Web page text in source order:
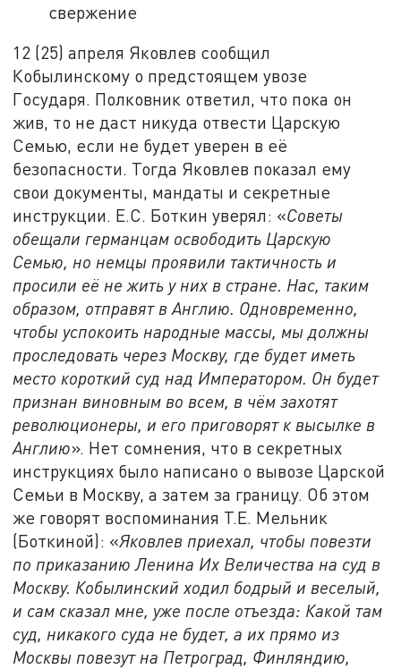
свержение
12 (25) апреля Яковлев сообщил
Кобылинскому о предстоящем увозе
Государя. Полковник ответил, что пока он
жив, то не даст никуда отвести Царскую
Семью, если не будет уверен в её
безопасности. Тогда Яковлев показал ему
свои документы, мандаты и секретные
инструкции. Е.С. Боткин уверял: «Советы
обещали германцам освободить Царскую
Семью, но немцы проявили тактичность и
просили её не жить у них в стране. Нас, таким
образом, отправят в Англию. Одновременно,
чтобы успокоить народные массы, мы должны
проследовать через Москву, где будет иметь
место короткий суд над Императором. Он будет
признан виновным во всем, в чём захотят
революционеры, и его приговорят к высылке в
Англию». Нет сомнения, что в секретных
инструкциях было написано о вывозе Царской
Семьи в Москву, а затем за границу. Об этом
же говорят воспоминания Т.Е. Мельник
(Боткиной): «Яковлев приехал, чтобы повезти
по приказанию Ленина Их Величества на суд в
Москву. Кобылинский ходил бодрый и веселый,
и сам сказал мне, уже после отъезда: Какой там
суд, никакого суда не будет, а их прямо из
Москвы повезут на Петроград, Финляндию,